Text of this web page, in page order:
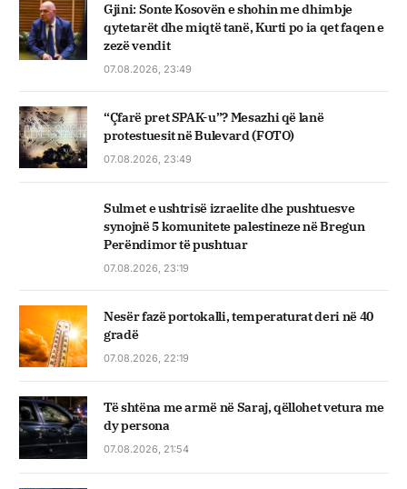
Gjini: Sonte Kosovën e shohin me dhimbje
qytetarët dhe miqtë tanë, Kurti po ia qet faqen e
zezë vendit
07.08.2026, 23:49
“Çfarë pret SPAK-u”? Mesazhi që lanë
protestuesit në Bulevard (FOTO)
07.08.2026, 23:49
Sulmet e ushtrisë izraelite dhe pushtuesve
synojnë 5 komunitete palestineze në Bregun
Perëndimor të pushtuar
07.08.2026, 23:19
Nesër fazë portokalli, temperaturat deri në 40
gradë
07.08.2026, 22:19
Të shtëna me armë në Saraj, qëllohet vetura me
dy persona
07.08.2026, 21:54